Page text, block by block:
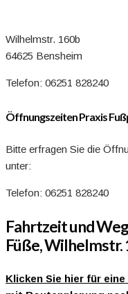
Wilhelmstr. 160b
64625 Bensheim
Telefon: 06251 828240
Öffnungszeiten Praxis
Bitte erfragen Sie die
unter:
Telefon: 06251 828240
Fahrtzeit und
Füße, Wilhelmstr.
Klicken Sie hier für